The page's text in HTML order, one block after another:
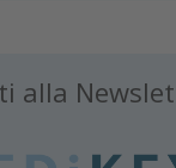
alla